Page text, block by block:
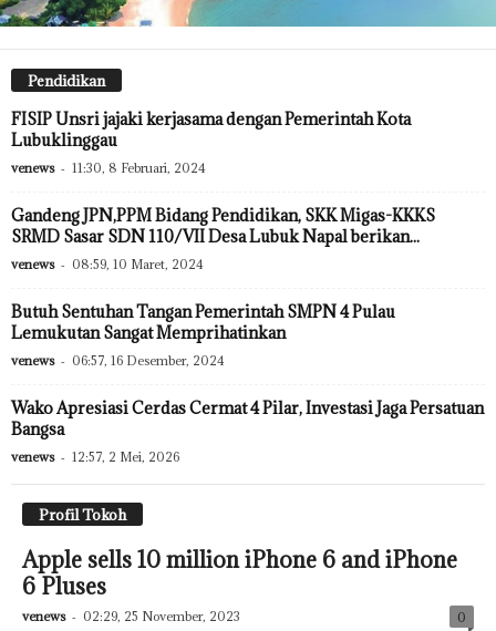
Pendidikan
FISIP Unsri jajaki kerjasama dengan Pemerintah Kota
Lubuklinggau
venews - 11:30, 8 Februari, 2024
Gandeng JPN,PPM Bidang Pendidikan, SKK Migas-KKKS
SRMD Sasar SDN 110/VII Desa Lubuk Napal berikan...
venews - 08:59, 10 Maret, 2024
Butuh Sentuhan Tangan Pemerintah SMPN 4 Pulau
Lemukutan Sangat Memprihatinkan
venews - 06:57, 16 Desember, 2024
Wako Apresiasi Cerdas Cermat 4 Pilar, Investasi Jaga Persatuan
Bangsa
venews - 12:57, 2 Mei, 2026
Profil Tokoh
Apple sells 10 million iPhone 6 and iPhone
6 Pluses
venews - 02:29, 25 November, 2023 0